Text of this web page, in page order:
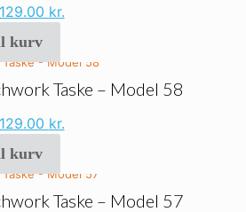
Den
kr..
129.00 kr.Den
er:
129.00 kr..
kurv
Taske – Model 58
Den
kr..
129.00 kr.Den
er:
129.00 kr..
kurv
Taske – Model 57